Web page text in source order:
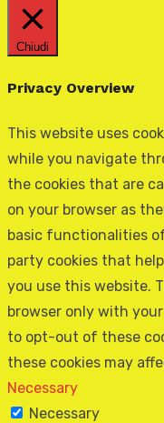
Chiudi
Privacy Overview
This website uses
while you navigate
the cookies that are
on your browser as
basic functionalities
party cookies that
you use this website.
browser only with
to opt-out of these
these cookies may
Necessary
Necessary